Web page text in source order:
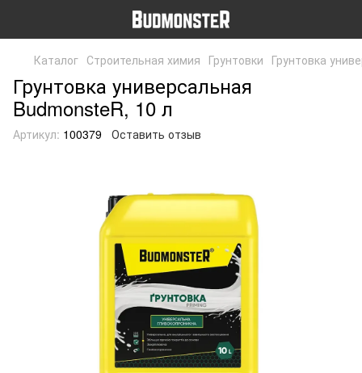
Каталог Строительная химия Грунтовки Грунтовка
Грунтовка универсальная
BudmonsteR, 10 л
Артикул: 100379 Оставить отзыв